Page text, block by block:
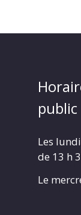
public
Les
de 13 h
Le